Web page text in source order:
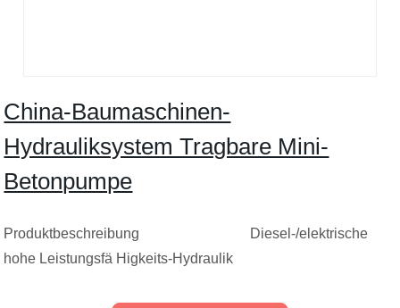
China-Baumaschinen-
Hydrauliksystem Tragbare Mini-
Betonpumpe
Produktbeschreibung Diesel-/elektrische
hohe Leistungsfä Higkeits-Hydraulik